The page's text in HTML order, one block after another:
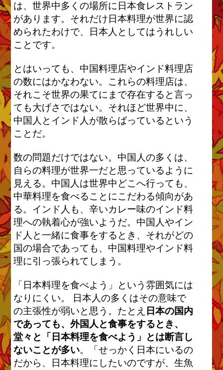
は、世界中多くの場所に日本食レストラン
があります。それだけ日本料理が世界に認
められたわけで、日本人としてはうれしい
ことです。
とはいっても、中国料理店やインド料理店
の数にはかなわない。これらの料理店は、
それこそ世界の果てにまで存在すると言っ
ても大げさではない。それほど世界中に、
中国人とインド人が散らばっているという
ことだ。
数の問題だけではない。中国人の多くは、
自らの料理が世界一だと思っているように
見える。中国人は世界中どこへ行っても、
中華料理を食べることにこだわる傾向があ
る。インド人も、辛いカレー味のインド料
理への執着心が強いようだ。中国人やイン
ド人と一緒に食事をするとき、それがどの
国の場合であっても、中国料理やインド料
理に引っ張られてしまう。
「日本料理を食べよう」という雰囲気には
なりにくい。 日本人の多くはその意味で
の主張性が弱いと思う。たとえ 日本の国内
であっても、外国人と食事をするとき、
堂々と「日本料理を食べよう」とは断言し
ないことが多い。「せっかく日本にいるの
だから、日本料理にしたいのですが、生魚